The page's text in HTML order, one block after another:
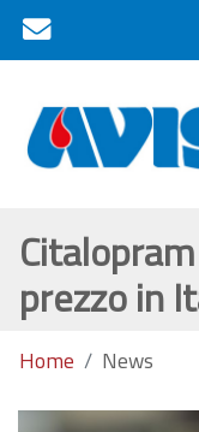
prezzo in
Home News